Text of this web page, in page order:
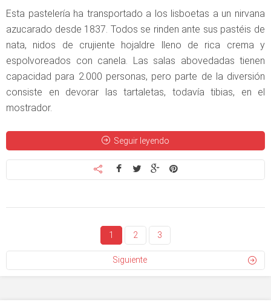
Esta pastelería ha transportado a los lisboetas a un nirvana
azucarado desde 1837. Todos se rinden ante sus pastéis de
nata, nidos de crujiente hojaldre lleno de rica crema y
espolvoreados con canela. Las salas abovedadas tienen
capacidad para 2.000 personas, pero parte de la diversión
consiste en devorar las tartaletas, todavía tibias, en el
mostrador.
Seguir leyendo
1 2 3
Siguiente